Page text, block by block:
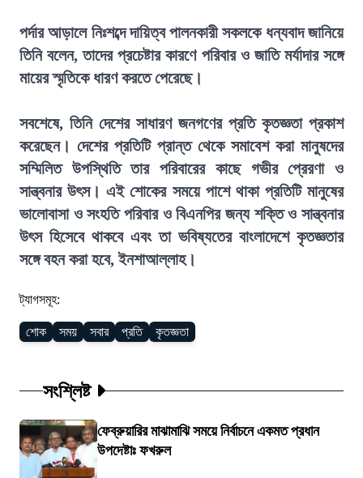
পর্দার আড়ালে নিঃশব্দে দায়িত্ব পালনকারী সকলকে ধন্যবাদ জানিয়ে
তিনি বলেন, তাদের প্রচেষ্টার কারণে পরিবার ও জাতি মর্যাদার সঙ্গে
মায়ের স্মৃতিকে ধারণ করতে পেরেছে।
সবশেষে, তিনি দেশের সাধারণ জনগণের প্রতি কৃতজ্ঞতা প্রকাশ
করেছেন। দেশের প্রতিটি প্রান্ত থেকে সমাবেশ করা মানুষদের
সম্মিলিত উপস্থিতি তার পরিবারের কাছে গভীর প্রেরণা ও
সান্ত্বনার উৎস। এই শোকের সময়ে পাশে থাকা প্রতিটি মানুষের
ভালোবাসা ও সংহতি পরিবার ও বিএনপির জন্য শক্তি ও সান্ত্বনার
উৎস হিসেবে থাকবে এবং তা ভবিষ্যতের বাংলাদেশে কৃতজ্ঞতার
সঙ্গে বহন করা হবে, ইনশাআল্লাহ।
ট্যাগসমূহ:
শোক সময় সবার প্রতি কৃতজ্ঞতা
সংশ্লিষ্ট
ফেব্রুয়ারির মাঝামাঝি সময়ে নির্বাচনে একমত প্রধান
উপদেষ্টাঃ ফখরুল